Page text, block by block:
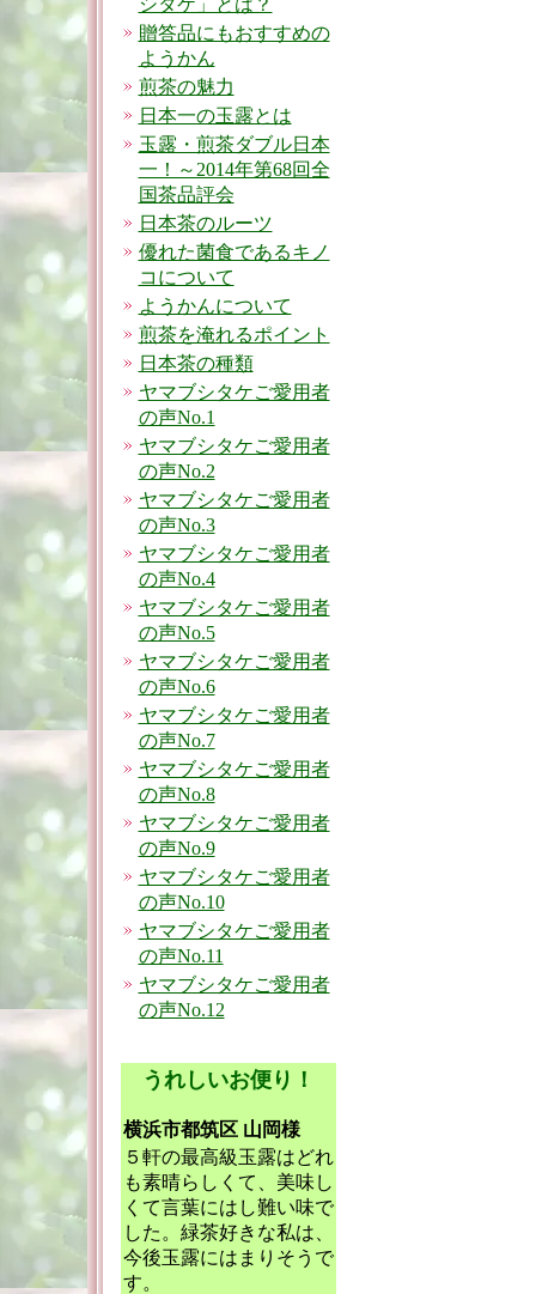
シタケ」とは？
贈答品にもおすすめの
ようかん
煎茶の魅力
日本一の玉露とは
玉露・煎茶ダブル日本
一！～2014年第68回全
国茶品評会
日本茶のルーツ
優れた菌食であるキノ
コについて
ようかんについて
煎茶を淹れるポイント
日本茶の種類
ヤマブシタケご愛用者
の声No.1
ヤマブシタケご愛用者
の声No.2
ヤマブシタケご愛用者
の声No.3
ヤマブシタケご愛用者
の声No.4
ヤマブシタケご愛用者
の声No.5
ヤマブシタケご愛用者
の声No.6
ヤマブシタケご愛用者
の声No.7
ヤマブシタケご愛用者
の声No.8
ヤマブシタケご愛用者
の声No.9
ヤマブシタケご愛用者
の声No.10
ヤマブシタケご愛用者
の声No.11
ヤマブシタケご愛用者
の声No.12
うれしいお便り！
横浜市都筑区 山岡様
５軒の最高級玉露はどれ
も素晴らしくて、美味し
くて言葉にはし難い味で
した。緑茶好きな私は、
今後玉露にはまりそうで
す。